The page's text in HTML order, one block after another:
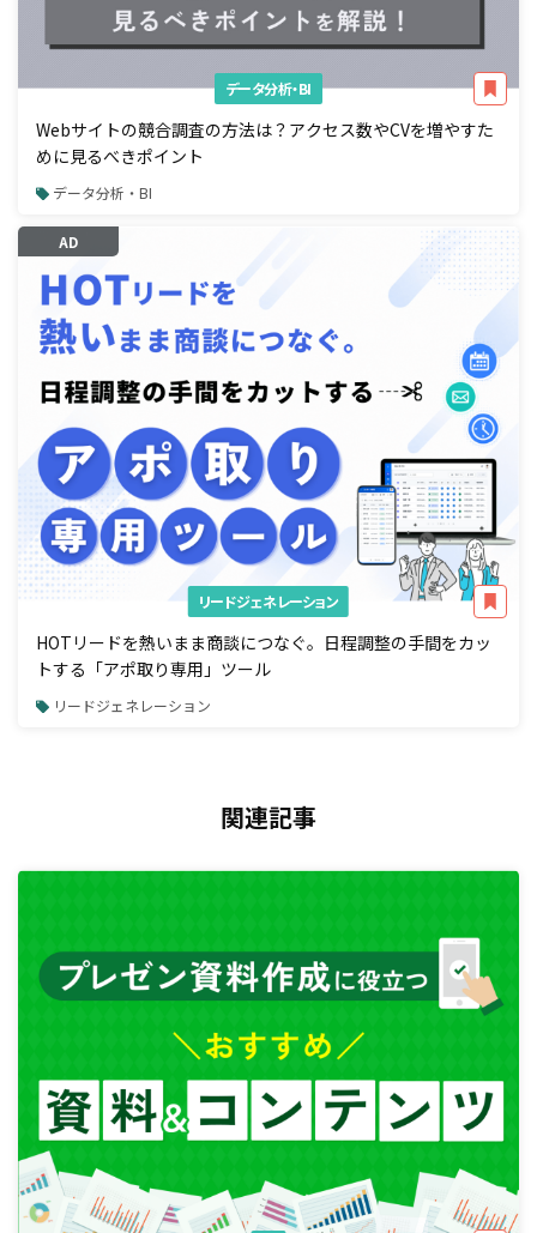
データ分析・BI
Webサイトの競合調査の方法は？アクセス数やCVを増やすた
めに見るべきポイント
データ分析・BI
AD
リードジェネレーション
HOTリードを熱いまま商談につなぐ。日程調整の手間をカッ
トする「アポ取り専用」ツール
リードジェネレーション
関連記事